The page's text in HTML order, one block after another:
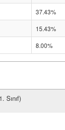
37.43%
15.43%
8.00%
Sınıf)